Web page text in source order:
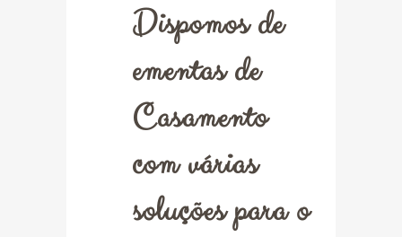
Dispomos de
ementas de
Casamento
com várias
soluções para o